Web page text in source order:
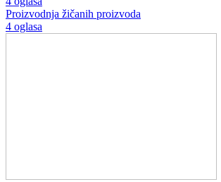
Proizvodnja žičanih proizvoda
4 oglasa